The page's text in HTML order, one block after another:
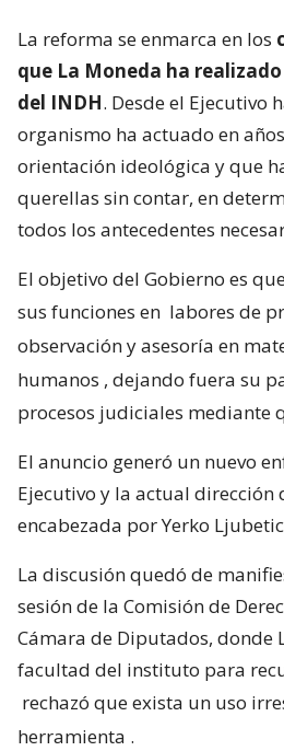
La reforma se enmarca en los
que La Moneda ha
del INDH. Desde el Ejecutivo
organismo ha actuado en
orientación ideológica y que
querellas sin contar, en
todos los antecedentes
El objetivo del Gobierno es
sus funciones en labores de
observación y asesoría en
humanos , dejando fuera su
procesos judiciales mediante
El anuncio generó un nuevo
Ejecutivo y la actual dirección
encabezada por Yerko
La discusión quedó de
sesión de la Comisión de
Cámara de Diputados, donde
facultad del instituto para
rechazó que exista un uso
herramienta .